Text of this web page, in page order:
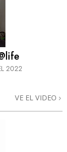
2022
VE EL VIDEO